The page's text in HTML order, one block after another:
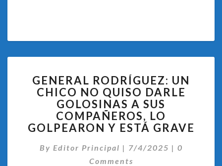
RODRÍGUEZ:
UN
CHICO
NO
QUISO
DARLE
GOLOSINAS
GENERAL RODRÍGUEZ: UN
CHICO NO QUISO DARLE
GOLOSINAS A SUS
COMPAÑEROS, LO
GOLPEARON Y ESTÁ GRAVE
By Editor Principal | 7/4/2025 | 0
Comments